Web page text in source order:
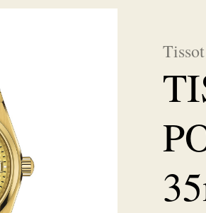
Tissot